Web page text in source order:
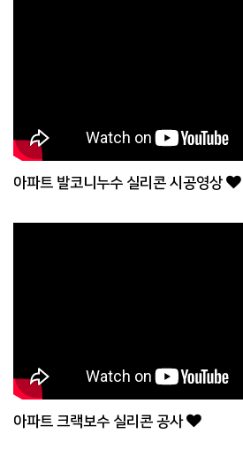
아파트 발코니누수 실리콘 시공영상
아파트 크랙보수 실리콘 공사